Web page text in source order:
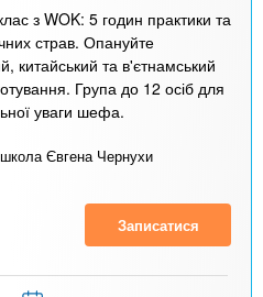
з WOK: 5 годин практики та
страв. Опануйте
китайський та в'єтнамський
Група до 12 осіб для
уваги шефа.
Євгена Чернухи
Записатися